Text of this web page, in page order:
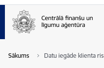
Sākums Datu iegāde klienta